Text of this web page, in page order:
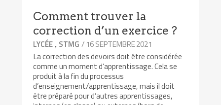
Comment trouver la
correction d’un exercice ?
LYCÉE , STMG / 16 SEPTEMBRE 2021
La correction des devoirs doit être considérée
comme un moment d’apprentissage. Cela se
produit à la fin du processus
d’enseignement/apprentissage, mais il doit
être préparé pour d’autres apprentissages,